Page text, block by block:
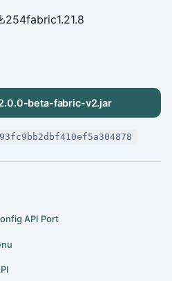
254fabric1.21.8
beta-fabric-v2.jar
API Port